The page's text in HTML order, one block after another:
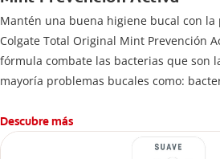
Mantén una buena higiene bucal con la
Colgate Total Original Mint Prevención
fórmula combate las bacterias que son
mayoría problemas bucales como:
caries.
Descubre más